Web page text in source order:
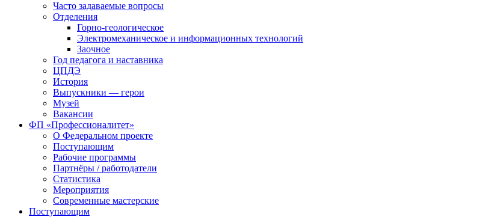
Часто задаваемые вопросы
Отделения
Горно-геологическое
Электромеханическое и информационных технологий
Заочное
Год педагога и наставника
ЦПДЭ
История
Выпускники — герои
Музей
Вакансии
ФП «Профессионалитет»
О Федеральном проекте
Поступающим
Рабочие программы
Партнёры / работодатели
Статистика
Мероприятия
Современные мастерские
Поступающим